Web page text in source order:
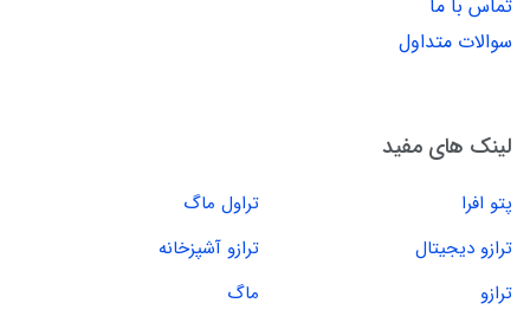
تماس با ما
سوالات متداول
لینک های مفید
پتو افرا
تراول ماگ
ترازو دیجیتال
ترازو آشپزخانه
ترازو
ماگ